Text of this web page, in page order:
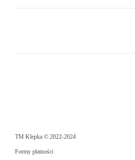
TM Klepka © 2022-2024
Formy płatności